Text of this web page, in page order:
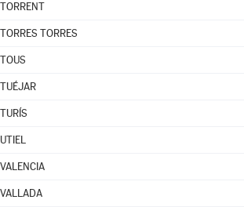
TORRENT
TORRES TORRES
TOUS
TUÉJAR
TURÍS
UTIEL
VALENCIA
VALLADA